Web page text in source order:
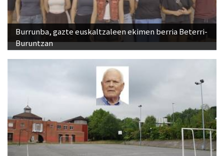
Burrunba, gazte euskaltzaleen ekimen berria Beterri-
Buruntzan